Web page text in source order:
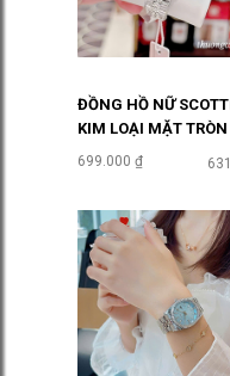
ĐỒNG HỒ NỮ
KIM LOẠI MẶT
ĐÍNH ĐÁ ĐHĐ48601
699.000 ₫